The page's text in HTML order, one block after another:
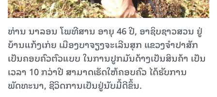
ທ່ານ ນາລອນ ໂພທີສານ ອາຍຸ 46 ປີ, ອາຊິບຊາວສວນ ຢູ່
ບ້ານແກ້ງເກ່ຍ ເມືອງບາຈຽງຈະເລີນສຸກ ແຂວງຈໍາປາສັກ
ເປັນຄອບຄົວຕົວແບບ ໃນການປູກມັນດ້າງເປັນສິນຄ້າ ເປັນ
ເວລາ 10 ກວ່າປີ ສາມາດເຮັດໃຫ້ຄອບຄົວ ໄດ້ຮັບການ
ພັດທະນາ, ຊີວິດການເປັນຢູ່ນັບມື້ດີຂຶ້ນ.